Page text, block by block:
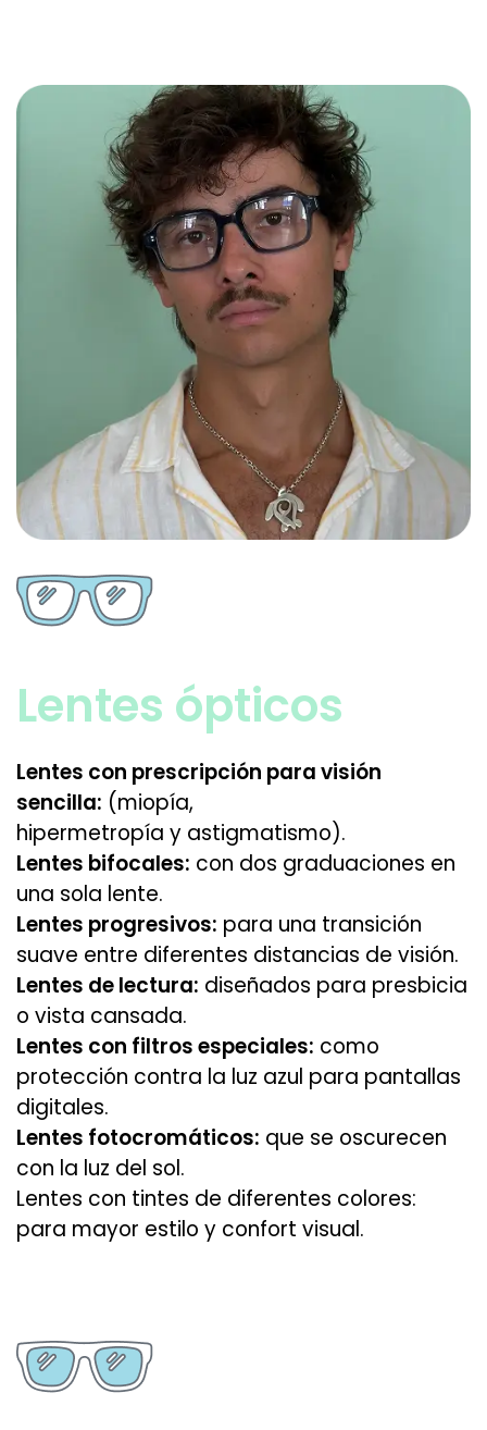
Lentes ópticos
Lentes con prescripción para visión
sencilla: (miopía,
hipermetropía y astigmatismo).
Lentes bifocales: con dos graduaciones en
una sola lente.
Lentes progresivos: para una transición
suave entre diferentes distancias de visión.
Lentes de lectura: diseñados para presbicia
o vista cansada.
Lentes con filtros especiales: como
protección contra la luz azul para pantallas
digitales.
Lentes fotocromáticos: que se oscurecen
con la luz del sol.
Lentes con tintes de diferentes colores:
para mayor estilo y confort visual.